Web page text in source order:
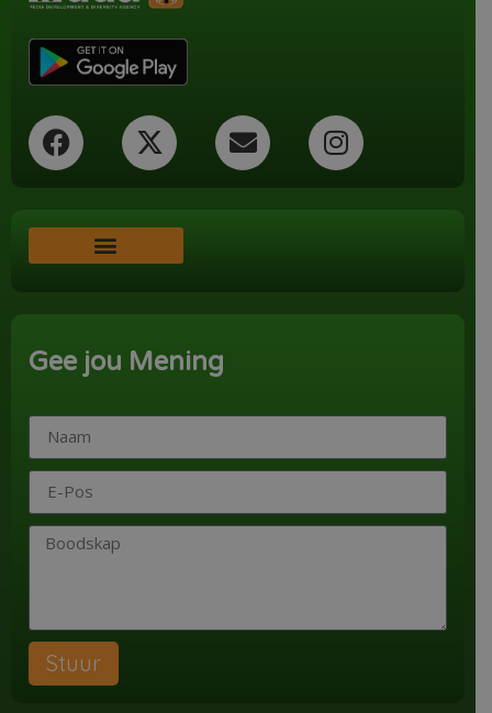
Gee jou Mening
Stuur